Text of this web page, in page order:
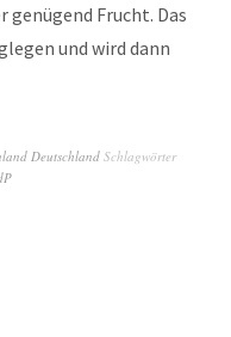
genügend Frucht. Das
und wird dann
Deutschland Schlagwörter